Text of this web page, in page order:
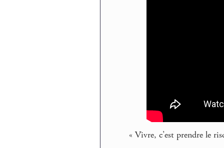
« Vivre, c’est prendre le